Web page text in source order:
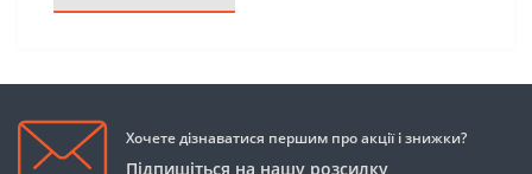
Хочете дізнаватися першим про акції і знижки?
Підпишіться на нашу розсилку